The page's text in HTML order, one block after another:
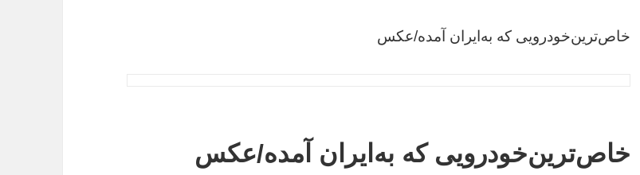
خاص‌ترین‌خودرویی که به‌ایران آمده/عکس
خاص‌ترین‌خودرویی که به‌ایران آمده/عکس